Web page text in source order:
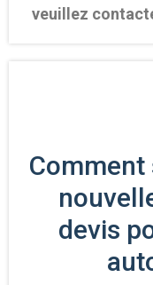
veuillez
Comment
devis